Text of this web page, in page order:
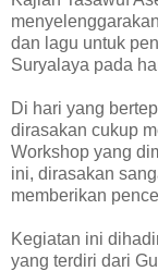
dan lagu untuk
Suryalaya pada
Di hari yang
dirasakan cukup
Workshop yang
ini, dirasakan
memberikan
Kegiatan ini
yang terdiri dari